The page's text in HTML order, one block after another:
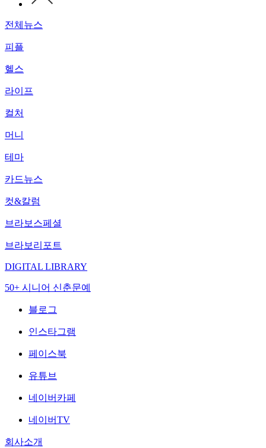
전체뉴스
피플
헬스
라이프
컬처
머니
테마
카드뉴스
컷&칼럼
브라보스페셜
브라보리포트
DIGITAL LIBRARY
50+ 시니어 신춘문예
블로그
인스타그램
페이스북
유튜브
네이버카페
네이버TV
회사소개